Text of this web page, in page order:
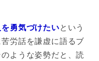
勇気づけたいという
労話を謙虚に語るブ
ような姿勢だと、読